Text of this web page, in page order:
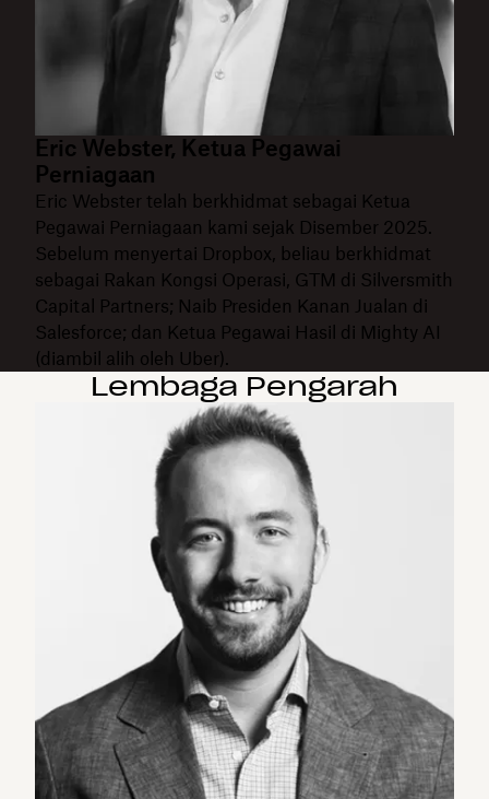
Eric Webster, Ketua Pegawai
Perniagaan
Eric Webster telah berkhidmat sebagai Ketua
Pegawai Perniagaan kami sejak Disember 2025.
Sebelum menyertai Dropbox, beliau berkhidmat
sebagai Rakan Kongsi Operasi, GTM di Silversmith
Capital Partners; Naib Presiden Kanan Jualan di
Salesforce; dan Ketua Pegawai Hasil di Mighty AI
(diambil alih oleh Uber).
Lembaga Pengarah